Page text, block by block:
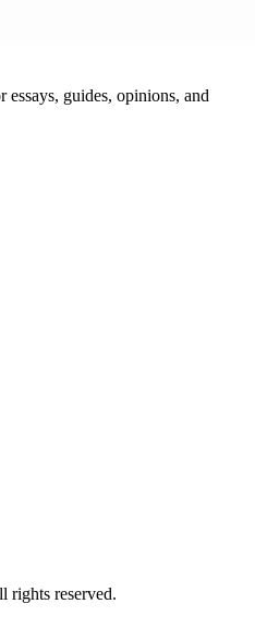
guides, opinions, and
rights reserved.